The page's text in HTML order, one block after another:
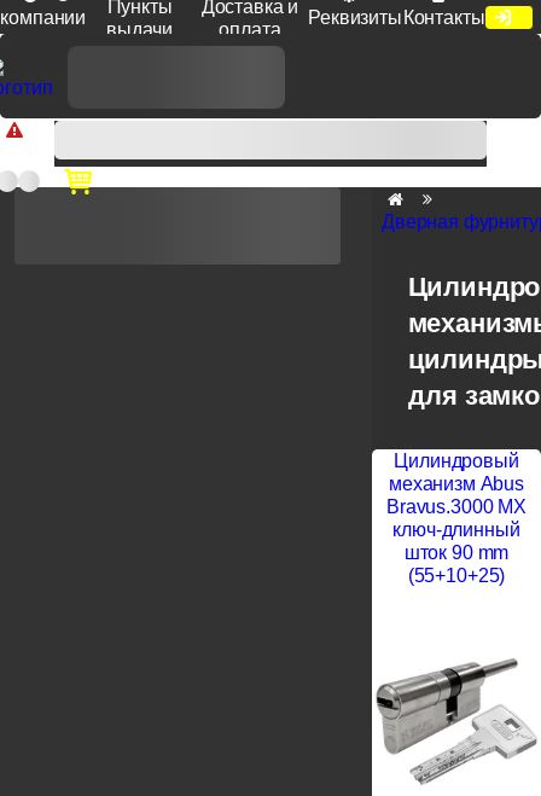
компании
Пункты
выдачи
Доставка и
оплата
Реквизиты Контакты
Доп. скидка от цен на сайте 7% при заказе от 50 тыс. руб
продукции Venezia, Fratelli, Tupai, Extreza, Melodia, Forme при
оплате по счету.
Дверная
для
Цилиндровый
механизм Abus
Bravus.3000 MX
ключ-длинный
шток 90 mm
(55+10+25)